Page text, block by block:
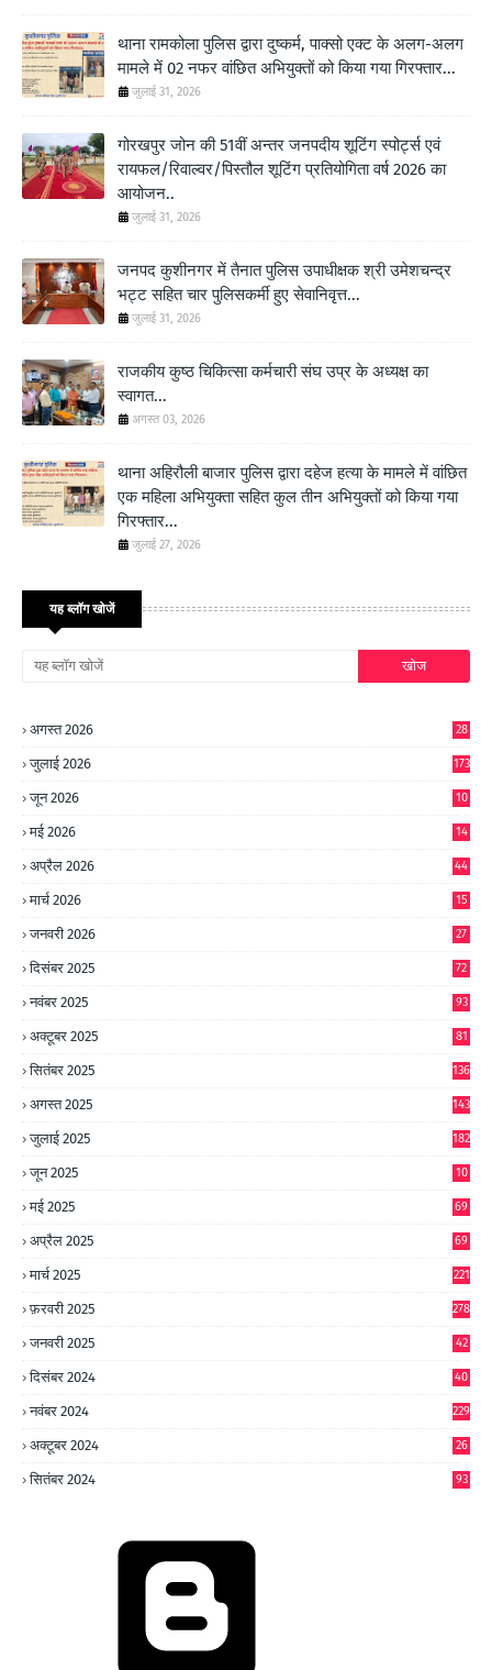
थाना रामकोला पुलिस द्वारा दुष्कर्म, पाक्सो एक्ट के अलग-अलग
मामले में 02 नफर वांछित अभियुक्तों को किया गया गिरफ्तार...
जुलाई 31, 2026
गोरखपुर जोन की 51वीं अन्तर जनपदीय शूटिंग स्पोर्ट्स एवं
रायफल/रिवाल्वर/पिस्तौल शूटिंग प्रतियोगिता वर्ष 2026 का
आयोजन..
जुलाई 31, 2026
जनपद कुशीनगर में तैनात पुलिस उपाधीक्षक श्री उमेशचन्द्र
भट्ट सहित चार पुलिसकर्मी हुए सेवानिवृत्त...
जुलाई 31, 2026
राजकीय कुष्ठ चिकित्सा कर्मचारी संघ उप्र के अध्यक्ष का
स्वागत...
अगस्त 03, 2026
थाना अहिरौली बाजार पुलिस द्वारा दहेज हत्या के मामले में वांछित
एक महिला अभियुक्ता सहित कुल तीन अभियुक्तों को किया गया
गिरफ्तार...
जुलाई 27, 2026
यह ब्लॉग खोजें
अगस्त 2026 28
जुलाई 2026 173
जून 2026
10
मई 2026
14
अप्रैल 2026 44
मार्च 2026 15
जनवरी 2026 27
दिसंबर 2025 72
नवंबर 2025 93
अक्टूबर 2025 81
सितंबर 2025 136
अगस्त 2025 143
जुलाई 2025 182
जून 2025
10
मई 2025 69
अप्रैल 2025 69
मार्च 2025 221
फ़रवरी 2025 278
जनवरी 2025
42
दिसंबर 2024
40
नवंबर 2024 229
अक्टूबर 2024
26
सितंबर 2024 93